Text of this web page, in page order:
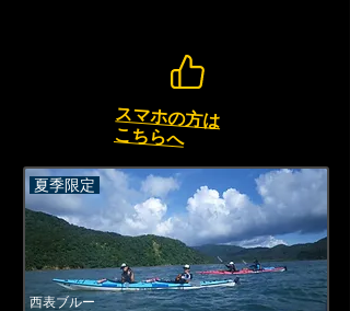
スマホの方は
こちらへ
西表ブルー
夏季限定